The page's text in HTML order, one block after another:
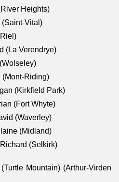
Heights)
(Saint-Vital)
(La Verendrye)
(Mont-Riding)
(Kirkfield Park)
(Fort Whyte)
(Waverley)
(Midland)
(Selkirk)
Mountain) (Arthur-Virden